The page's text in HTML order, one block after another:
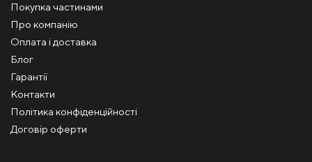
Покупка частинами
Про компанію
Оплата і доставка
Блог
Гарантії
Контакти
Політика конфіденційності
Договір оферти